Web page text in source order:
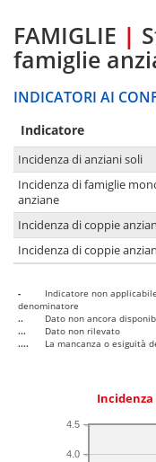
FAMIGLIE |
famiglie
INDICATORI AI
Indicatore
Incidenza di anziani soli
Incidenza di famiglie
anziane
Incidenza di coppie
Incidenza di coppie
-
Indicatore non
denominatore
..
Dato non ancora
...
Dato non rilevato
....
La mancanza o esiguità
4.0
4.5